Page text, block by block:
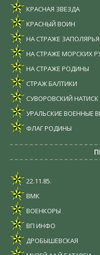
КРАСНАЯ ЗВЕЗДА
КРАСНЫЙ ВОИН
НА СТРАЖЕ ЗАПОЛЯРЬЯ
НА СТРАЖЕ МОРСКИХ
НА СТРАЖЕ РОДИНЫ
СТРАЖ БАЛТИКИ
СУВОРОВСКИЙ НАТИСК
УРАЛЬСКИЕ ВОЕННЫЕ
ФЛАГ РОДИНЫ
22.11.85.
ВМК
ВОЕНКОРЫ
ВП ИНФО
ДРОБЫШЕВСКАЯ